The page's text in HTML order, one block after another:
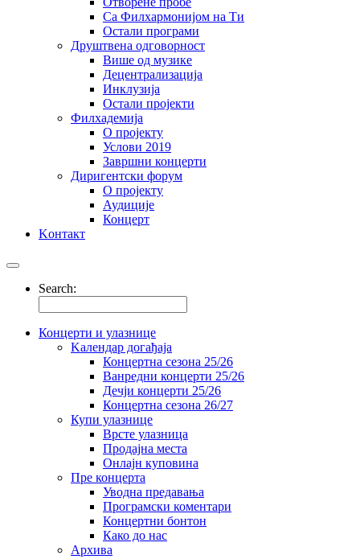
Са Филхармонијом на Ти
Остали програми
Друштвена одговорност
Више од музике
Децентрализација
Инклузија
Остали пројекти
Филхадемија
О пројекту
Услови 2019
Завршни концерти
Диригентски форум
О пројекту
Аудиције
Концерт
Kонтакт
Search:
Концерти и улазнице
Kалендар догађаја
Концертна сезона 25/26
Ванредни концерти 25/26
Дечји концерти 25/26
Концертна сезона 26/27
Купи улазнице
Врсте улазница
Продајна места
Oнлајн куповинa
Пре концерта
Уводна предавања
Програмски коментари
Концертни бонтон
Како до нас
Архива